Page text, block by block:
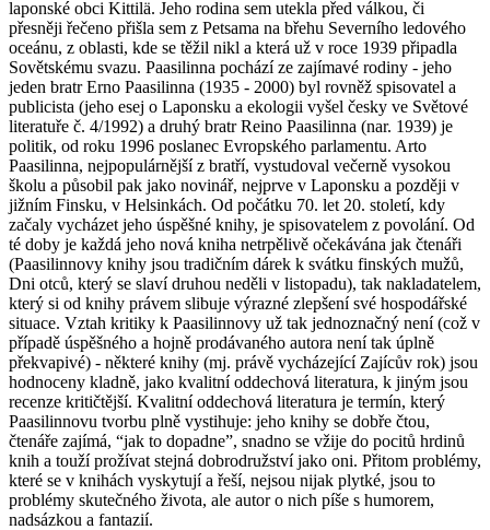
laponské obci Kittilä. Jeho rodina sem utekla před válkou, či
přesněji řečeno přišla sem z Petsama na břehu Severního ledového
oceánu, z oblasti, kde se těžil nikl a která už v roce 1939 připadla
Sovětskému svazu. Paasilinna pochází ze zajímavé rodiny - jeho
jeden bratr Erno Paasilinna (1935 - 2000) byl rovněž spisovatel a
publicista (jeho esej o Laponsku a ekologii vyšel česky ve Světové
literatuře č. 4/1992) a druhý bratr Reino Paasilinna (nar. 1939) je
politik, od roku 1996 poslanec Evropského parlamentu. Arto
Paasilinna, nejpopulárnější z bratří, vystudoval večerně vysokou
školu a působil pak jako novinář, nejprve v Laponsku a později v
jižním Finsku, v Helsinkách. Od počátku 70. let 20. století, kdy
začaly vycházet jeho úspěšné knihy, je spisovatelem z povolání. Od
té doby je každá jeho nová kniha netrpělivě očekávána jak čtenáři
(Paasilinnovy knihy jsou tradičním dárek k svátku finských mužů,
Dni otců, který se slaví druhou neděli v listopadu), tak nakladatelem,
který si od knihy právem slibuje výrazné zlepšení své hospodářské
situace. Vztah kritiky k Paasilinnovy už tak jednoznačný není (což v
případě úspěšného a hojně prodávaného autora není tak úplně
překvapivé) - některé knihy (mj. právě vycházející Zajícův rok) jsou
hodnoceny kladně, jako kvalitní oddechová literatura, k jiným jsou
recenze kritičtější. Kvalitní oddechová literatura je termín, který
Paasilinnovu tvorbu plně vystihuje: jeho knihy se dobře čtou,
čtenáře zajímá, “jak to dopadne”, snadno se vžije do pocitů hrdinů
knih a touží prožívat stejná dobrodružství jako oni. Přitom problémy,
které se v knihách vyskytují a řeší, nejsou nijak plytké, jsou to
problémy skutečného života, ale autor o nich píše s humorem,
nadsázkou a fantazií.